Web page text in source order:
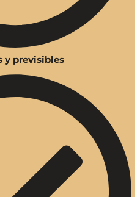
y previsibles